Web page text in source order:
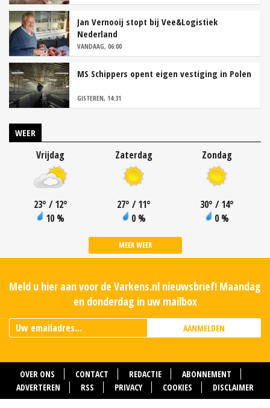
Jan Vernooij stopt bij Vee&Logistiek
Nederland
VANDAAG, 06:00
MS Schippers opent eigen vestiging in Polen
GISTEREN, 14:31
WEER
Vrijdag
23° / 12°
10 %
Zaterdag
27° / 11°
0 %
Zondag
30° / 14°
0 %
MEER WEER
Meld u hier aan voor de Varkens.nl nieuwsbrief! Maandag
en donderdag in uw mailbox
AANMELDEN
OVER ONS CONTACT REDACTIE
ABONNEMENT
ADVERTEREN
RSS PRIVACY COOKIES DISCLAIMER